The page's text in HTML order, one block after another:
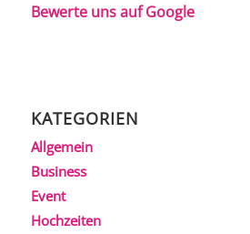
Bewerte uns auf Google
KATEGORIEN
Allgemein
Business
Event
Hochzeiten